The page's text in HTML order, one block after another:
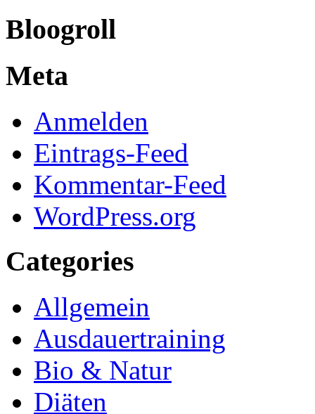
Bloogroll
Meta
Anmelden
Eintrags-Feed
Kommentar-Feed
WordPress.org
Categories
Allgemein
Ausdauertraining
Bio & Natur
Diäten